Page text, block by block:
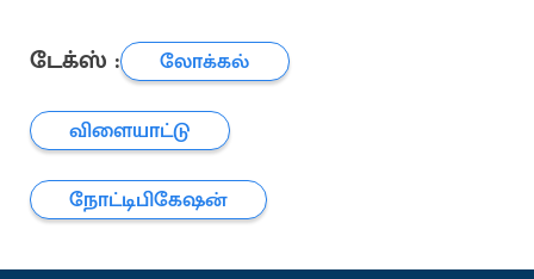
டேக்ஸ் :
லோக்கல்
விளையாட்டு
நோட்டிபிகேஷன்